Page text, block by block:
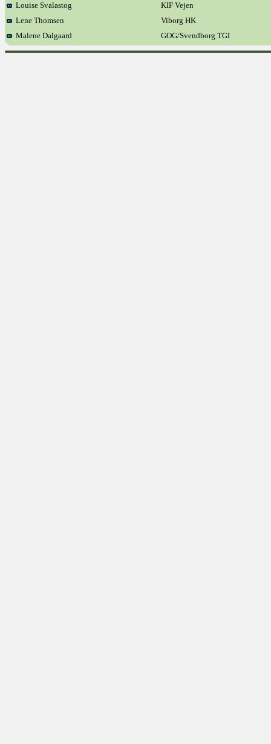
Louise Svalastog
KIF Vejen
Lene Thomsen
Viborg HK
Malene Dalgaard
GOG/Svendborg TGI